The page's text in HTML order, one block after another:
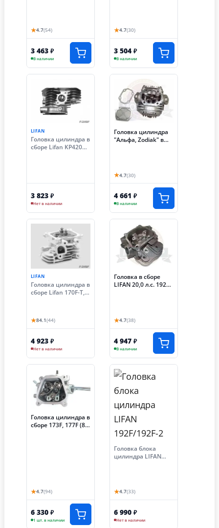
★4.7(54)
3 463 ₽
В наличии
(ГБЦ)
★4.7(30)
3 504 ₽
В наличии
LIFAN
Головка цилиндра в
сборе Lifan KP420
3 823 ₽
Нет в наличии
Головка цилиндра
"Альфа, Zodiak" в
коромысло)(ГБЦ)
★4.7(30)
4 661 ₽
В наличии
LIFAN
Головка цилиндра в
сборе Lifan 170F-T,
★84.1(44)
4 923 ₽
Нет в наличии
Головка в сборе
LIFAN 20,0 л.с. 192F-
★4.7(38)
4 947 ₽
В наличии
Головка цилиндра в
сборе 173F, 177F (8,
★4.7(94)
6 330 ₽
1 шт. в наличии
Головка блока
цилиндра LIFAN
★4.7(33)
6 990 ₽
Нет в наличии